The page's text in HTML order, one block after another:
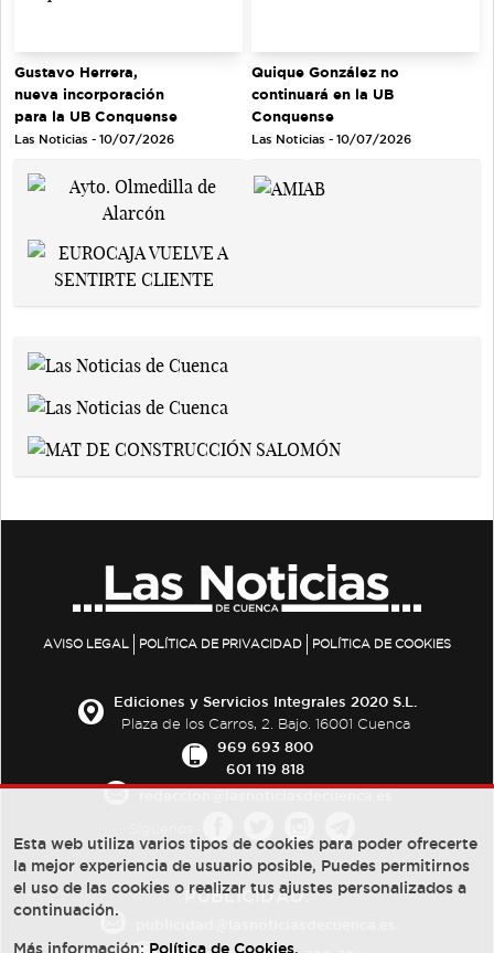
Gustavo Herrera,
nueva incorporación
para la UB Conquense
Las Noticias - 10/07/2026
Quique González no
continuará en la UB
Conquense
Las Noticias - 10/07/2026
AVISO LEGAL POLÍTICA DE PRIVACIDAD POLÍTICA DE COOKIES
Ediciones y Servicios Integrales 2020 S.L.
Plaza de los Carros, 2. Bajo. 16001 Cuenca
969 693 800
601 119 818
PUBLICIDAD:
Esta web utiliza varios tipos de cookies para poder ofrecerte
la mejor experiencia de usuario posible, Puedes permitirnos
el uso de las cookies o realizar tus ajustes personalizados a
continuación.
Más información: Política de Cookies.